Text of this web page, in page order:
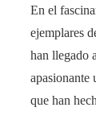
En el
ejemplares
han llegado
apasionante
que han